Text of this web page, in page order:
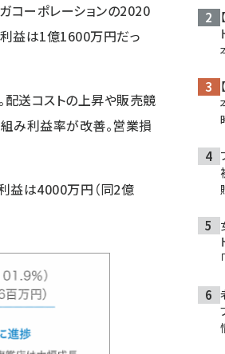
ガコーポレーションの2020
益は1億1600万円だっ
配送コストの上昇や販売競
み利益率が改善。営業損
益は4000万円（同2億